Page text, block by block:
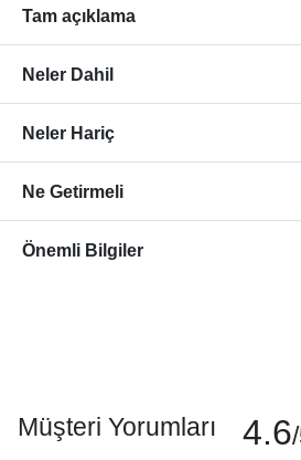
Tam açıklama
Neler Dahil
Neler Hariç
Ne Getirmeli
Önemli Bilgiler
Müşteri Yorumları 4.6